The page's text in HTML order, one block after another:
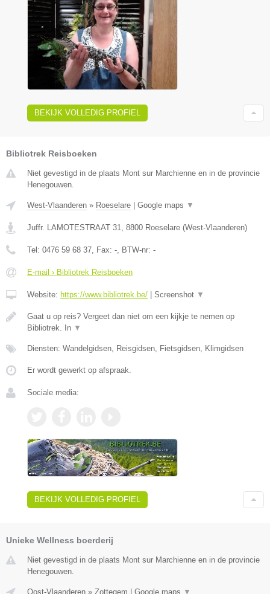
BEKIJK VOLLEDIG PROFIEL
Bibliotrek Reisboeken
Niet gevestigd in de plaats Mont sur Marchienne en in de provincie
Henegouwen.
West-Vlaanderen » Roeselare Google maps ▼
Juffr. LAMOTESTRAAT 31, 8800 Roeselare (West-Vlaanderen)
Tel: 0476 59 68 37, Fax: -, BTW-nr: -
E-mail › Bibliotrek Reisboeken
Website: https://www.bibliotrek.be/ Screenshot ▼
Gaat u op reis? Vergeet dan niet om een kijkje te nemen op
Bibliotrek. In ▼
Diensten: Wandelgidsen, Reisgidsen, Fietsgidsen, Klimgidsen
Er wordt gewerkt op afspraak.
Sociale media:
BEKIJK VOLLEDIG PROFIEL
Unieke Wellness boerderij
Niet gevestigd in de plaats Mont sur Marchienne en in de provincie
Henegouwen.
Oost-Vlaanderen » Zottegem | Google maps ▼